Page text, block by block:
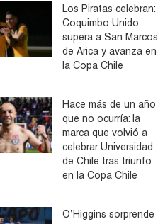
Los Piratas celebran:
Coquimbo Unido
supera a San Marcos
de Arica y avanza en
la Copa Chile
Hace más de un año
que no ocurría: la
marca que volvió a
celebrar Universidad
de Chile tras triunfo
en la Copa Chile
O’Higgins sorprende